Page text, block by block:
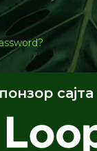
сајта